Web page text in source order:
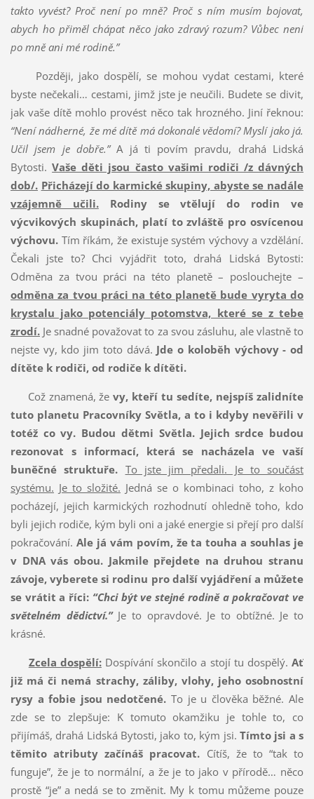
takto vyvést? Proč není po mně? Proč s ním musím bojovat,
abych ho přiměl chápat něco jako zdravý rozum? Vůbec není
po mně ani mé rodině.”
Později, jako dospělí, se mohou vydat cestami, které
byste nečekali… cestami, jimž jste je neučili. Budete se divit,
jak vaše dítě mohlo provést něco tak hrozného. Jiní řeknou:
“Není nádherné, že mé dítě má dokonalé vědomí? Myslí jako já.
Učil jsem je dobře.”A já ti povím pravdu, drahá Lidská
Bytosti.Vaše děti jsou často vašimi rodiči /z dávných
dob/. Přicházejí do karmické skupiny, abyste se nadále
vzájemně učili.Rodiny se vtělují do rodin ve
výcvikových skupinách, platí to zvláště pro osvícenou
výchovu.Tím říkám, že existuje systém výchovy a vzdělání.
Čekali jste to? Chci vyjádřit toto, drahá Lidská Bytosti:
Odměna za tvou práci na této planetě – poslouchejte –
odměna za tvou práci na této planetě bude vyryta do
krystalu jako potenciály potomstva, které se z tebe
zrodí.Je snadné považovat to za svou zásluhu, ale vlastně to
nejste vy, kdo jim toto dává. Jde o koloběh výchovy - od
dítěte k rodiči, od rodiče k dítěti.
Což znamená, ževy, kteří tu sedíte, nejspíš zalidníte
tuto planetu Pracovníky Světla, a to i kdyby nevěřili v
totéž co vy. Budou dětmi Světla. Jejich srdce budou
rezonovat s informací, která se nacházela ve vaší
buněčné struktuře. To jste jim předali. Je to součást
systému. Je to složité. Jedná se o kombinaci toho, z koho
pocházejí, jejich karmických rozhodnutí ohledně toho, kdo
byli jejich rodiče, kým byli oni a jaké energie si přejí pro další
pokračování. Ale já vám povím, že ta touha a souhlas je
v DNA vás obou. Jakmile přejdete na druhou stranu
závoje, vyberete si rodinu pro další vyjádření a můžete
se vrátit a říci: “Chci být ve stejné rodině a pokračovat ve
světelném dědictví.”Je to opravdové. Je to obtížné. Je to
krásné.
Zcela dospělí:Dospívání skončilo a stojí tu dospělý.Ať
již má či nemá strachy, záliby, vlohy, jeho osobnostní
rysy a fobie jsou nedotčené. To je u člověka běžné. Ale
zde se to zlepšuje: K tomuto okamžiku je tohle to, co
přijímáš, drahá Lidská Bytosti, jako to, kým jsi. Tímto jsi a s
těmito atributy začínáš pracovat. Cítíš, že to “tak to
funguje”, že je to normální, a že je to jako v přírodě… něco
prostě “je” a nedá se to změnit. My k tomu můžeme pouze